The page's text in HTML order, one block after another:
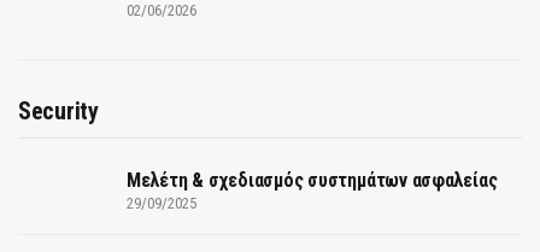
02/06/2026
Security
Μελέτη & σχεδιασμός συστημάτων ασφαλείας
29/09/2025